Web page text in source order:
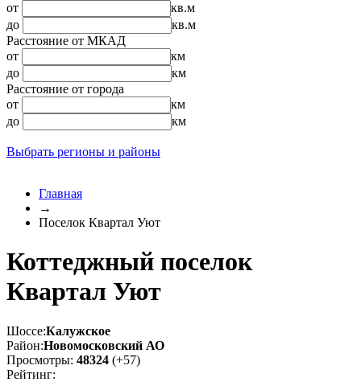
от
кв.м
до
кв.м
Расстояние от МКАД
от
км
до
км
Расстояние от города
от
км
до
км
Выбрать регионы и районы
Главная
→
Поселок Квартал Уют
Коттеджный поселок
Квартал Уют
Шоссе:Калужское
Район:Новомосковский АО
Просмотры: 48324 (+57)
Рейтинг: